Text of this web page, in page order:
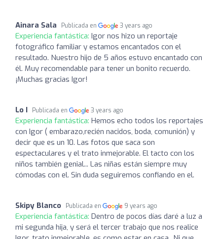
Ainara Sala Publicada en 3 years ago
Experiencia fantástica: Igor nos hizo un reportaje
fotográfico familiar y estamos encantados con el
resultado. Nuestro hijo de 5 años estuvo encantado con
él. Muy recomendable para tener un bonito recuerdo.
¡Muchas gracias Igor!
Lo I Publicada en 3 years ago
Experiencia fantástica: Hemos echo todos los reportajes
con Igor ( embarazo,recién nacidos, boda, comunión) y
decir que es un 10. Las fotos que saca son
espectaculares y el trato inmejorable. El tacto con los
niños también genial... Las niñas están siempre muy
cómodas con el. Sin duda seguiremos confiando en el.
Skipy Blanco Publicada en 9 years ago
Experiencia fantástica: Dentro de pocos días daré a luz a
mi segunda hija, y será el tercer trabajo que nos realice